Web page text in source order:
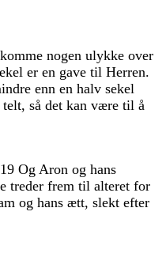
komme nogen ulykke over
er en gave til Herren.
enn en halv sekel
telt, så det kan være til å
19 Og Aron og hans
treder frem til alteret for
og hans ætt, slekt efter